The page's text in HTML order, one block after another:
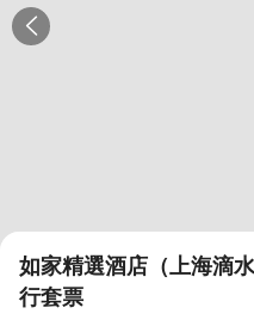
如家精選酒店（上海滴
行套票